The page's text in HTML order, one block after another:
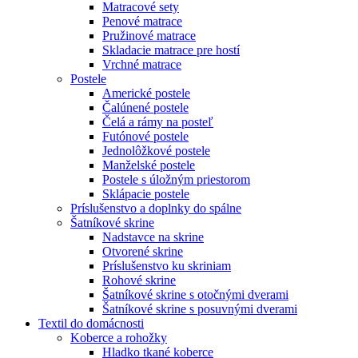
Matracové sety
Penové matrace
Pružinové matrace
Skladacie matrace pre hostí
Vrchné matrace
Postele
Americké postele
Čalúnené postele
Čelá a rámy na posteľ
Futónové postele
Jednolôžkové postele
Manželské postele
Postele s úložným priestorom
Sklápacie postele
Príslušenstvo a doplnky do spálne
Šatníkové skrine
Nadstavce na skrine
Otvorené skrine
Príslušenstvo ku skriniam
Rohové skrine
Šatníkové skrine s otočnými dverami
Šatníkové skrine s posuvnými dverami
Textil do domácnosti
Koberce a rohožky
Hladko tkané koberce